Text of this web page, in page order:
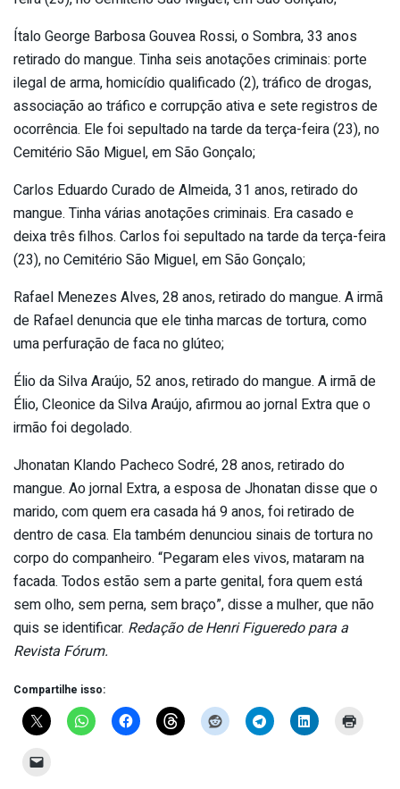
Ítalo George Barbosa Gouvea Rossi, o Sombra, 33 anos
retirado do mangue. Tinha seis anotações criminais: porte
ilegal de arma, homicídio qualificado (2), tráfico de drogas,
associação ao tráfico e corrupção ativa e sete registros de
ocorrência. Ele foi sepultado na tarde da terça-feira (23), no
Cemitério São Miguel, em São Gonçalo;
Carlos Eduardo Curado de Almeida, 31 anos, retirado do
mangue. Tinha várias anotações criminais. Era casado e
deixa três filhos. Carlos foi sepultado na tarde da terça-feira
(23), no Cemitério São Miguel, em São Gonçalo;
Rafael Menezes Alves, 28 anos, retirado do mangue. A irmã
de Rafael denuncia que ele tinha marcas de tortura, como
uma perfuração de faca no glúteo;
Élio da Silva Araújo, 52 anos, retirado do mangue. A irmã de
Élio, Cleonice da Silva Araújo, afirmou ao jornal Extra que o
irmão foi degolado.
Jhonatan Klando Pacheco Sodré, 28 anos, retirado do
mangue. Ao jornal Extra, a esposa de Jhonatan disse que o
marido, com quem era casada há 9 anos, foi retirado de
dentro de casa. Ela também denunciou sinais de tortura no
corpo do companheiro. “Pegaram eles vivos, mataram na
facada. Todos estão sem a parte genital, fora quem está
sem olho, sem perna, sem braço”, disse a mulher, que não
quis se identificar. Redação de Henri Figueredo para a
Revista Fórum.
Compartilhe isso: